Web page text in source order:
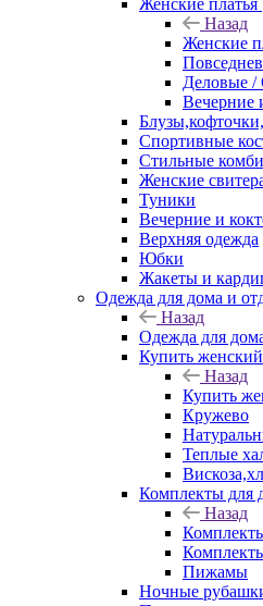
Женские платья
Назад
Женские
Деловые /
Вечерние
Спортивные
Стильные
Женские
Туники
Вечерние и
Верхняя одежда
Юбки
Жакеты и
Одежда для дома и
Назад
Одежда для
Купить женский
Назад
Купить
Кружево
Теплые
Комплекты для
Назад
Пижамы
Ночные